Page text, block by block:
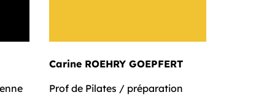
Carine ROEHRY GOEPFERT
Prof de Pilates / préparation